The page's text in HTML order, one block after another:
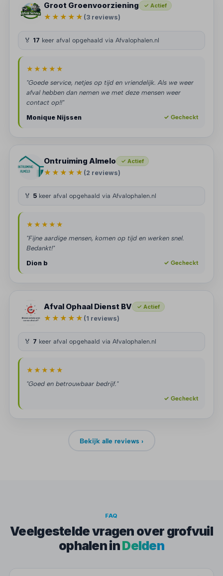
Groot Groenvoorziening ✓ Actief
★★★★★ (3 reviews)
🏅 17 keer afval opgehaald via Afvalophalen.nl
★★★★★
"Goede service, netjes op tijd en vriendelijk. Als we weer
afval hebben dan nemen we met deze mensen weer
contact op!!"
Monique Nijssen
✓ Gecheckt
Ontruiming Almelo ✓ Actief
★★★★★ (2 reviews)
🏅 5 keer afval opgehaald via Afvalophalen.nl
★★★★★
"Fijne aardige mensen, komen op tijd en werken snel.
Bedankt!"
Dion b
✓ Gecheckt
Afval Ophaal Dienst BV ✓ Actief
★★★★★ (1 reviews)
🏅 7 keer afval opgehaald via Afvalophalen.nl
★★★★★
"Goed en betrouwbaar bedrijf."
✓ Gecheckt
Bekijk alle reviews ›
FAQ
Veelgestelde vragen over grofvuil
ophalen inDelden